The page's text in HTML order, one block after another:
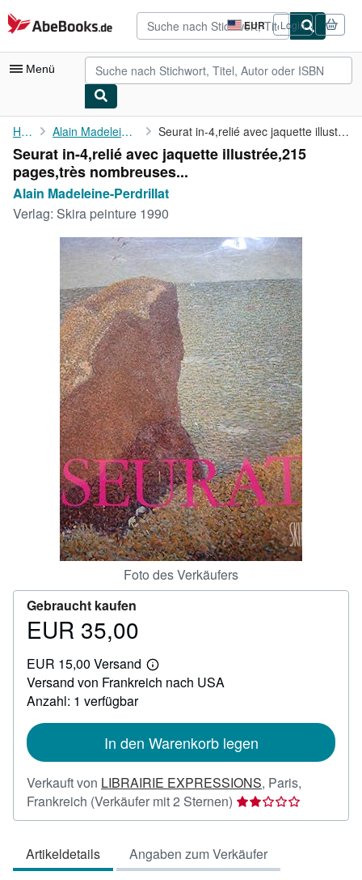
Zum Hauptinhalt
AbeBooks.de EUR
Seite
der
Einkaufseinstellungen.
Login
Menü
Nutzerkonto
Meine Bestellungen
Detailsuche
Sammlungen
Antiquarische Bücher
Kunst & Sammlerstücke
Verkäufer
Verkäufer werden
SCHLIESSEN
Home Alain Madeleine-Perdrillat Seurat in-4,relié avec jaquette illustrée,215 pages,très ...
Seurat in-4,relié avec jaquette illustrée,215
pages,très nombreuses...
Alain Madeleine-Perdrillat
Verlag: Skira peinture 1990
Foto des Verkäufers
Gebraucht kaufen
Preis
35,00
EUR 35,00
EUR 15,00 Versand
Weitere
Informationen
Versand von Frankreich nach USA
Anzahl: 1 verfügbar
In den Warenkorb legen
Verkauft von LIBRAIRIE EXPRESSIONS, Paris,
Frankreich (Verkäufer mit 2 Sternen) Verkäuferbewertung
2
5
Sternen
Artikeldetails Angaben zum Verkäufer